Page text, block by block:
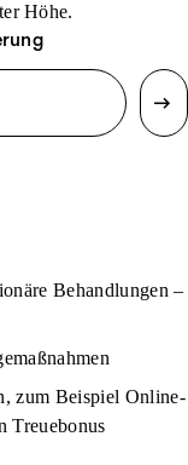
Höhe.
Behandlungen –
zum Beispiel Online-
Treuebonus